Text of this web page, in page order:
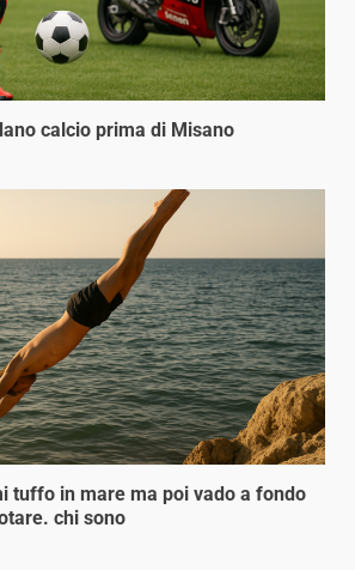
calcio prima di Misano
tuffo in mare ma poi vado a fondo
chi sono